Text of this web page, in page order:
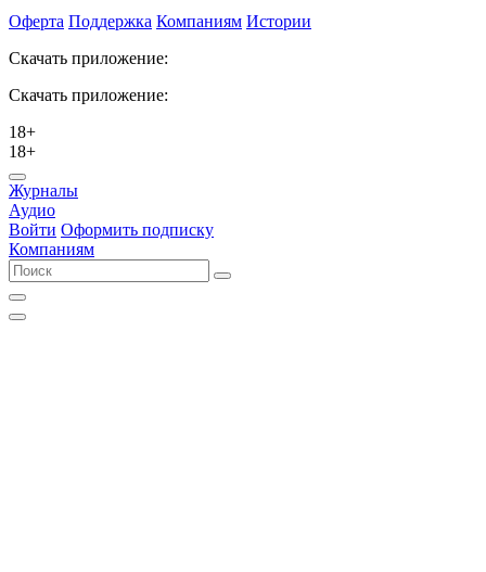
Оферта Поддержка Компаниям Истории
Скачать приложение:
Скачать приложение:
18+
18+
Журналы
Аудио
Войти Оформить подписку
Компаниям